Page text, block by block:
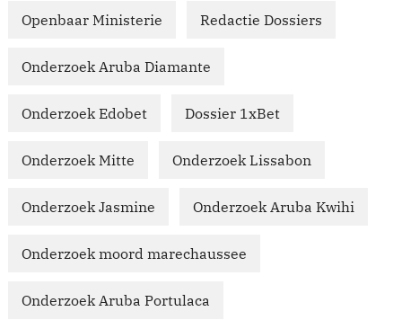
Openbaar Ministerie Redactie Dossiers
Onderzoek Aruba Diamante
Onderzoek Edobet Dossier 1xBet
Onderzoek Mitte Onderzoek Lissabon
Onderzoek Jasmine Onderzoek Aruba Kwihi
Onderzoek moord marechaussee
Onderzoek Aruba Portulaca